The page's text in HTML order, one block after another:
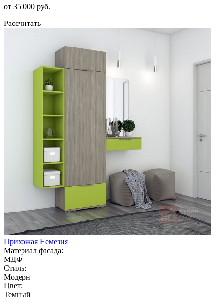
от 35 000 руб.
Рассчитать
Прихожая Немезия
Материал фасада:
МДФ
Стиль:
Модерн
Цвет:
Темный